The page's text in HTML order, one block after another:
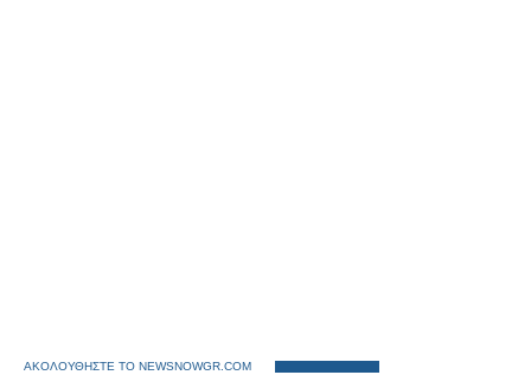
ΑΚΟΛΟΥΘΗΣΤΕ ΤΟ NEWSNOWGR.COM